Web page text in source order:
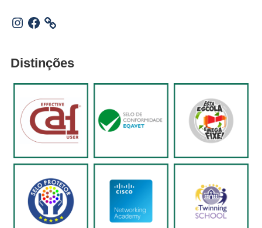
Instagram
Facebook
Distinções